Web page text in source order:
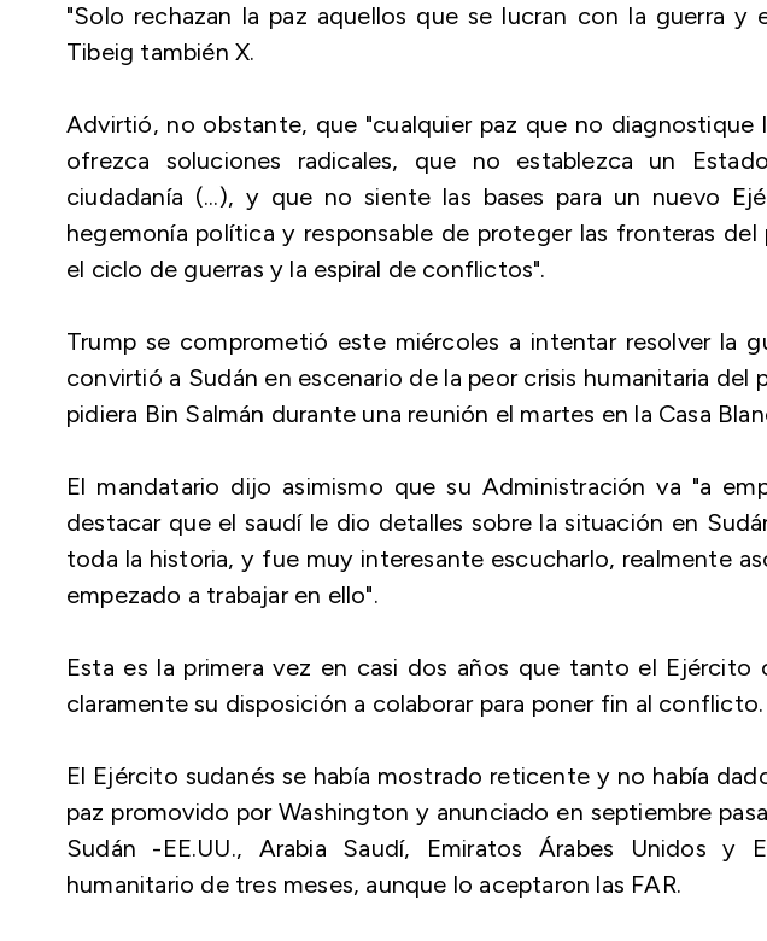
"Solo rechazan la paz aquellos que se lucran con la guerra y
Tibeig también X.
Advirtió, no obstante, que "cualquier paz que no diagnostique
ofrezca soluciones radicales, que no establezca un
ciudadanía (...), y que no siente las bases para un nuevo
hegemonía política y responsable de proteger las fronteras del
el ciclo de guerras y la espiral de conflictos".
Trump se comprometió este miércoles a intentar resolver la
convirtió a Sudán en escenario de la peor crisis humanitaria del
pidiera Bin Salmán durante una reunión el martes en la Casa
El mandatario dijo asimismo que su Administración va "a
destacar que el saudí le dio detalles sobre la situación en
toda la historia, y fue muy interesante escucharlo, realmente
empezado a trabajar en ello".
Esta es la primera vez en casi dos años que tanto el Ejército
claramente su disposición a colaborar para poner fin al conflicto.
El Ejército sudanés se había mostrado reticente y no había
paz promovido por Washington y anunciado en septiembre
Sudán -EE.UU., Arabia Saudí, Emiratos Árabes Unidos
humanitario de tres meses, aunque lo aceptaron las FAR.